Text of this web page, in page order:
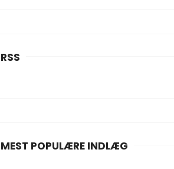
RSS
MEST POPULÆRE INDLÆG